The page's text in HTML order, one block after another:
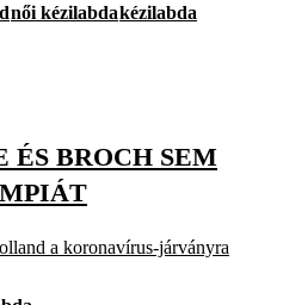
női kézilabdakézilabda
BROCH SEM
a koronavírus-járványra